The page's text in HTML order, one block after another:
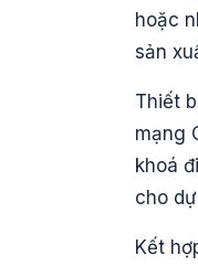
hoặc
sản
Thiết
mạng
khoá
cho
Kết